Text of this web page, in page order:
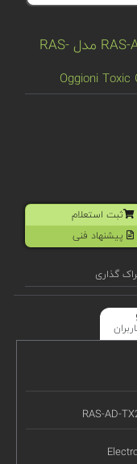
دتکتور گاز فیکس سمی اوجیونی RAS-AD مدل RAS-
Oggioni Toxic
ثبت استعلام
پیشنهاد فنی
گذاری
RAS-AD-